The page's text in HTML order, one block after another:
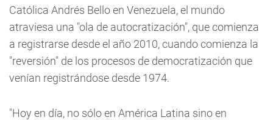
Católica Andrés Bello en Venezuela, el mundo
atraviesa una "ola de autocratización", que comienza
a registrarse desde el año 2010, cuando comienza la
"reversión" de los procesos de democratización que
venían registrándose desde 1974.
"Hoy en día, no sólo en América Latina sino en